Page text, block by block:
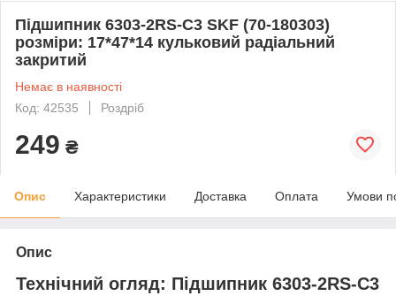
Підшипник 6303-2RS-C3 SKF (70-180303)
розміри: 17*47*14 кульковий радіальний
закритий
Немає в наявності
Код: 42535
Роздріб
249 ₴
Опис Характеристики Доставка Оплата Умови
Опис
Технічний огляд: Підшипник 6303-2RS-C3